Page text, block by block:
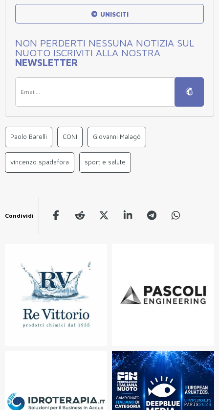
UNISCITI
NON PERDERTI NESSUNA NOTIZIA SUL
NUOTO ISCRIVITI ALLA NOSTRA
NEWSLETTER
Paolo Barelli CONI Giovanni Malagò
vincenzo spadafora sport e salute
Condividi